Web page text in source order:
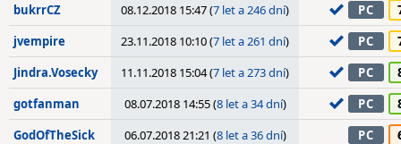
bukrrCZ 08.12.2018 15:47 (7 let a 246 dní) PC
jvempire 23.11.2018 10:10 (7 let a 261 dní) PC
Jindra.Vosecky 11.11.2018 15:04 (7 let a 273 dní) PC
gotfanman 08.07.2018 14:55 (8 let a 34 dní) PC
GodOfTheSick 06.07.2018 21:21 (8 let a 36 dní) PC